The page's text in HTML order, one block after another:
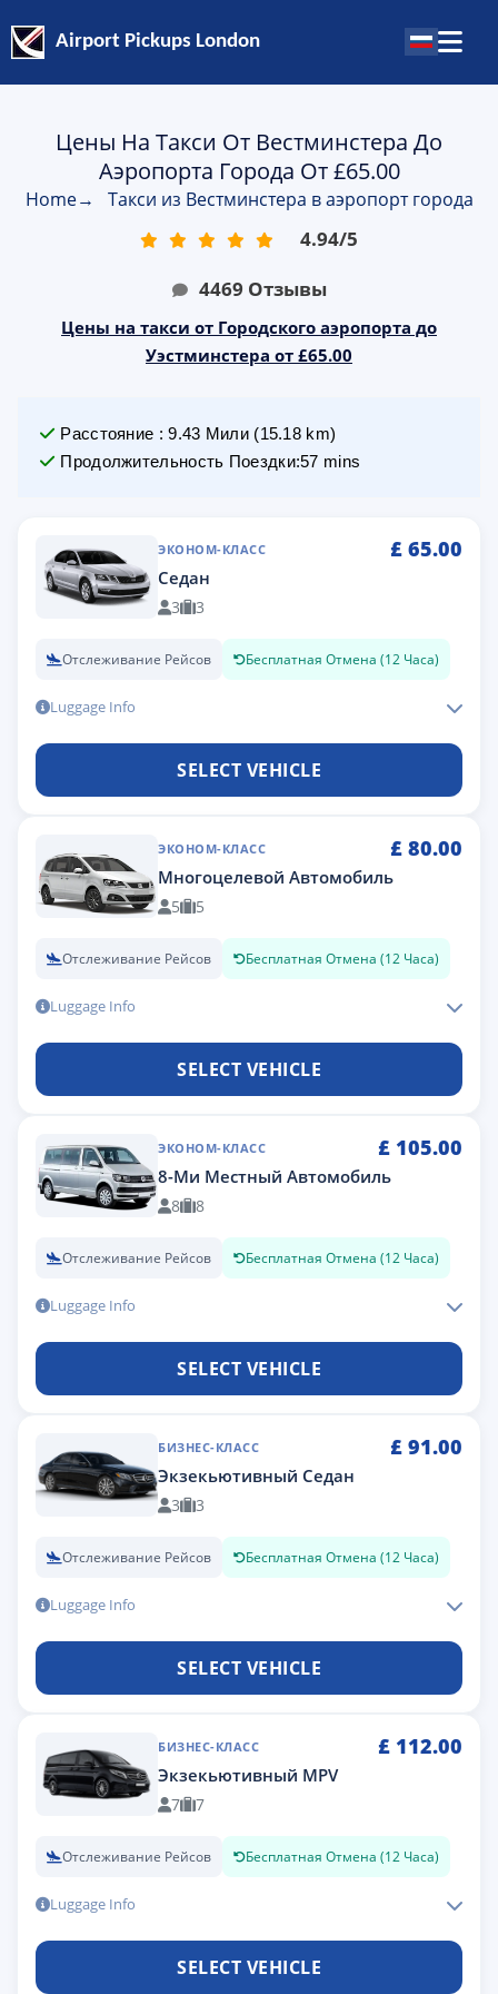
Airport Pickups London
Цены На Такси От Вестминстера До
Аэропорта Города От £65.00
Home→ Такси из Вестминстера в аэропорт города
4.94/5
4469 Отзывы
Цены на такси от Городского аэропорта до
Уэстминстера от £65.00
Расстояние :9.43 Мили(15.18 km)
Продолжительность Поездки:57 mins
ЭКОНОМ-КЛАСС £ 65.00
Седан
3 3
Отслеживание Рейсов Бесплатная Отмена (12 Часа)
Luggage Info
SELECT VEHICLE
ЭКОНОМ-КЛАСС £ 80.00
Многоцелевой Автомобиль
5 5
Отслеживание Рейсов Бесплатная Отмена (12 Часа)
Luggage Info
SELECT VEHICLE
ЭКОНОМ-КЛАСС £ 105.00
8-Ми Местный Автомобиль
8 8
Отслеживание Рейсов Бесплатная Отмена (12 Часа)
Luggage Info
SELECT VEHICLE
БИЗНЕС-КЛАСС £ 91.00
Экзекьютивный Седан
3 3
Отслеживание Рейсов Бесплатная Отмена (12 Часа)
Luggage Info
SELECT VEHICLE
БИЗНЕС-КЛАСС £ 112.00
Экзекьютивный MPV
7 7
Отслеживание Рейсов Бесплатная Отмена (12 Часа)
Luggage Info
SELECT VEHICLE